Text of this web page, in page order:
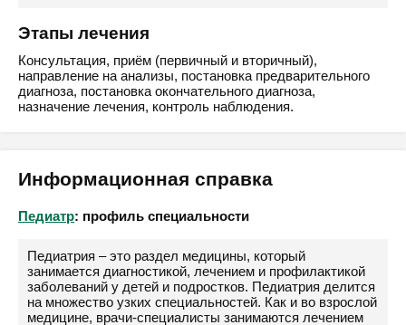
Этапы лечения
Консультация, приём (первичный и вторичный),
направление на анализы, постановка предварительного
диагноза, постановка окончательного диагноза,
назначение лечения, контроль наблюдения.
Информационная справка
Педиатр: профиль специальности
Педиатрия – это раздел медицины, который
занимается диагностикой, лечением и профилактикой
заболеваний у детей и подростков. Педиатрия делится
на множество узких специальностей. Как и во взрослой
медицине, врачи-специалисты занимаются лечением